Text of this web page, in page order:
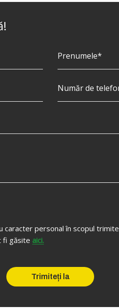
caracter personal în scopul
fi găsite aici.